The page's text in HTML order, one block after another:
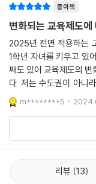
종이책
변화되는 교육제도
2025년 전면 적용하는
1학년 자녀를 키우고 있
째도 있어 교육제도의 변
다. 저는 수도권이 아니
관한 책은 꾸준히 찾아
학 이음북＞ 에는
m********5
리뷰 13